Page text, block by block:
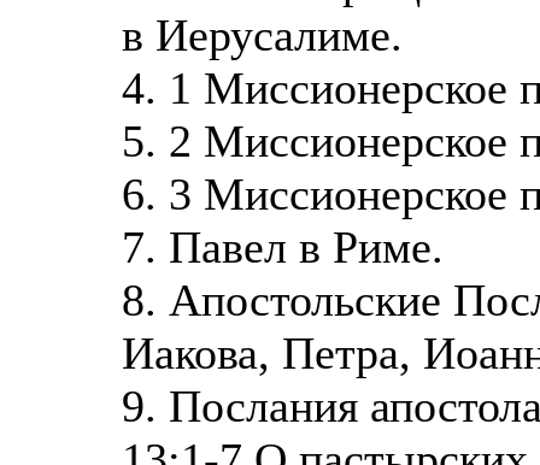
в Иерусалиме.
4. 1 Миссионерское
5. 2 Миссионерское
6. 3 Миссионерское
7. Павел в Риме.
8. Апостольские
Иакова, Петра,
9. Послания